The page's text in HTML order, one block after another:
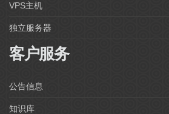
VPS主机
独立服务器
客户服务
公告信息
知识库